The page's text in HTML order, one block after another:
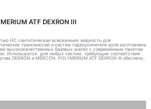
ATF DEXRON III
НС синтетическая всесезонная жидкость для
трансмиссий и систем гидроусилителя руля изготовлена
высококачественных базовых масел с современным пакетом
Используется для любых систем, требующих соответствия
DEXRON и MERCON. POLYMERIUM ATF DEXRON III обеспечи..